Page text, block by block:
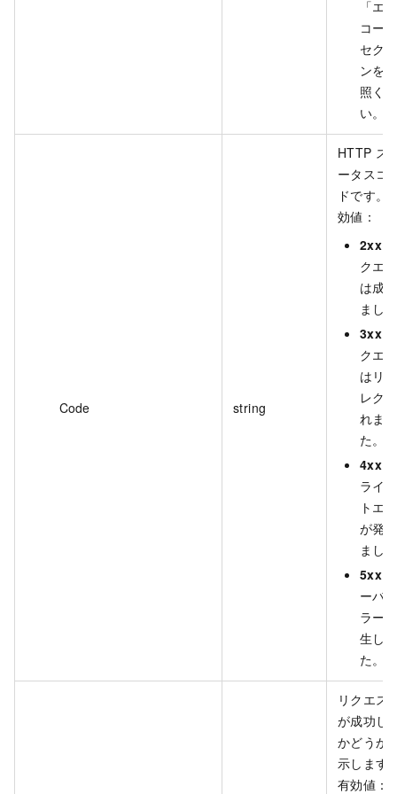
「エ
コー
セク
ンを
照く
い。
Code string
HTTP ス
ータスコ
ドです。
効値：
2xx
クエ
は成
まし
3xx
クエ
はリ
レク
れま
た。
4xx
ライ
トエ
が発
まし
5xx
ーバ
ラー
生し
た。
リクエス
が成功し
かどうか
示します
有効値：